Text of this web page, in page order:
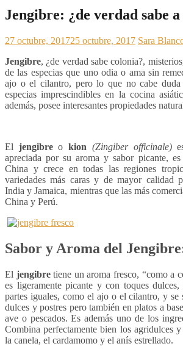
Jengibre: ¿de verdad sabe
27 octubre, 201725 octubre, 2017 Sara
Jengibre, ¿de verdad sabe colonia?,
de las especias que uno odia o ama sin
ajo o el cilantro, pero lo que no cabe
especias imprescindibles en la cocina
además, posee interesantes propiedades
El jengibreo kion (Zingiber officinale)
apreciada por su aroma y sabor picante,
China y crece en todas las regiones
variedades más caras y de mayor calidad
India y Jamaica, mientras que las más
China y Perú.
Sabor y Aroma del
El jengibretiene un aroma fresco, “como a
es ligeramente picante y con toques
partes iguales, como el ajo o el cilantro, y se
dulces y postres pero también en platos a
ave o pescados. Es además uno de los
Combina perfectamente bien los agridulces
la canela, el cardamomo y el anís estrellado.